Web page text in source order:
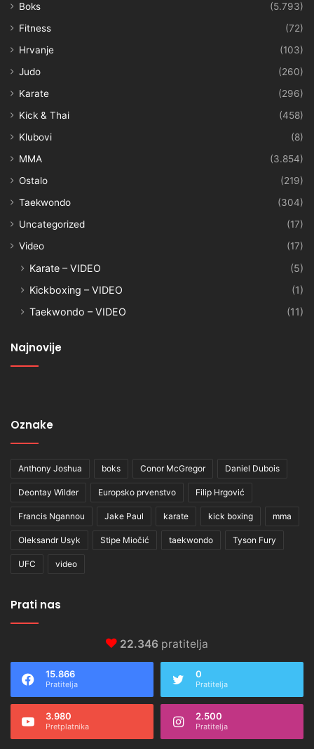
Boks
(5.793)
Fitness
(72)
Hrvanje
(103)
Judo
(260)
Karate
(296)
Kick & Thai
(458)
Klubovi
(8)
MMA
(3.854)
Ostalo
(219)
Taekwondo
(304)
Uncategorized
(17)
Video
(17)
Karate – VIDEO
(5)
Kickboxing – VIDEO
(1)
Taekwondo – VIDEO
(11)
Najnovije
Oznake
Anthony Joshua boks Conor McGregor Daniel Dubois
Deontay Wilder Europsko prvenstvo Filip Hrgović
Francis Ngannou Jake Paul karate kick boxing mma
Oleksandr Usyk Stipe Miočić taekwondo Tyson Fury
UFC video
Prati nas
22.346 pratitelja
15.866
Pratitelja
0
Pratitelja
3.980
Pretplatnika
2.500
Pratitelja